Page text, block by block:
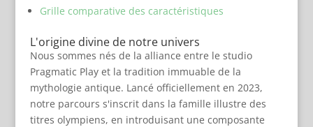
Grille comparative des caractéristiques
L'origine divine de notre univers
Nous sommes nés de la alliance entre le studio
Pragmatic Play et la tradition immuable de la
mythologie antique. Lancé officiellement en 2023,
notre parcours s'inscrit dans la famille illustre des
titres olympiens, en introduisant une composante